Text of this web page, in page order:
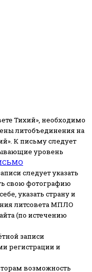
Тихий», необходимо
литобъединения на
К письму следует
уровень
следует указать
свою фотографию
указать страну и
литсовета МПЛО
(по истечению
записи
регистрации и
возможность